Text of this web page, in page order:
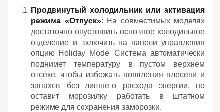
Продвинутый холодильник или активация
режима «Отпуск»: На совместимых моделях
достаточно опустошить основное холодильное
отделение и включить на панели управления
опцию Holiday Mode. Система автоматически
поднимет температуру в пустом верхнем
отсеке, чтобы избежать появления плесени и
запахов без лишнего расхода энергии, но
оставит морозилку работать в штатном
режиме для сохранения заморозки.